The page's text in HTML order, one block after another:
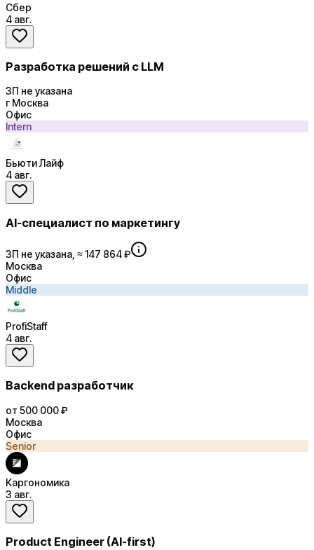
Сбер
4 авг.
Разработка решений с LLM
ЗП не указана
г Москва
Офис
Intern
Бьюти Лайф
4 авг.
AI-специалист по маркетингу
ЗП не указана, ≈ 147 864 ₽
Москва
Офис
Middle
ProfiStaff
4 авг.
Backend разработчик
от 500 000 ₽
Москва
Офис
Senior
Каргономика
3 авг.
Product Engineer (AI-first)